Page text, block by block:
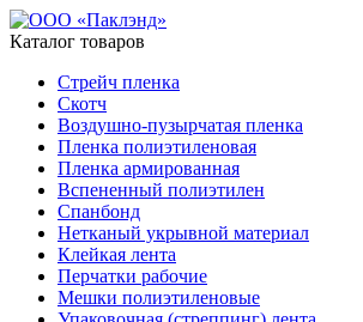
Каталог товаров
Стрейч пленка
Скотч
Воздушно-пузырчатая пленка
Пленка полиэтиленовая
Пленка армированная
Вспененный полиэтилен
Спанбонд
Нетканый укрывной материал
Клейкая лента
Перчатки рабочие
Мешки полиэтиленовые